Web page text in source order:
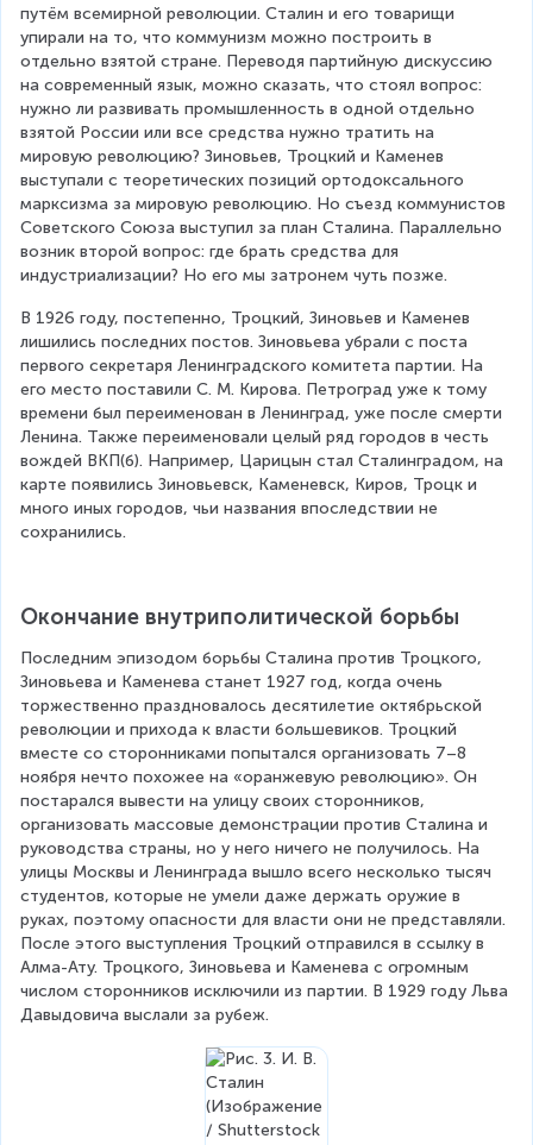
путём всемирной революции. Сталин и его товарищи
упирали на то, что коммунизм можно построить в
отдельно взятой стране. Переводя партийную дискуссию
на современный язык, можно сказать, что стоял вопрос:
нужно ли развивать промышленность в одной отдельно
взятой России или все средства нужно тратить на
мировую революцию? Зиновьев, Троцкий и Каменев
выступали с теоретических позиций ортодоксального
марксизма за мировую революцию. Но съезд коммунистов
Советского Союза выступил за план Сталина. Параллельно
возник второй вопрос: где брать средства для
индустриализации? Но его мы затронем чуть позже.
В 1926 году, постепенно, Троцкий, Зиновьев и Каменев
лишились последних постов. Зиновьева убрали с поста
первого секретаря Ленинградского комитета партии. На
его место поставили С. М. Кирова. Петроград уже к тому
времени был переименован в Ленинград, уже после смерти
Ленина. Также переименовали целый ряд городов в честь
вождей ВКП(б). Например, Царицын стал Сталинградом, на
карте появились Зиновьевск, Каменевск, Киров, Троцк и
много иных городов, чьи названия впоследствии не
сохранились.
Окончание внутриполитической борьбы
Последним эпизодом борьбы Сталина против Троцкого,
Зиновьева и Каменева станет 1927 год, когда очень
торжественно праздновалось десятилетие октябрьской
революции и прихода к власти большевиков. Троцкий
вместе со сторонниками попытался организовать 7–8
ноября нечто похожее на «оранжевую революцию». Он
постарался вывести на улицу своих сторонников,
организовать массовые демонстрации против Сталина и
руководства страны, но у него ничего не получилось. На
улицы Москвы и Ленинграда вышло всего несколько тысяч
студентов, которые не умели даже держать оружие в
руках, поэтому опасности для власти они не представляли.
После этого выступления Троцкий отправился в ссылку в
Алма-Ату. Троцкого, Зиновьева и Каменева с огромным
числом сторонников исключили из партии. В 1929 году Льва
Давыдовича выслали за рубеж.